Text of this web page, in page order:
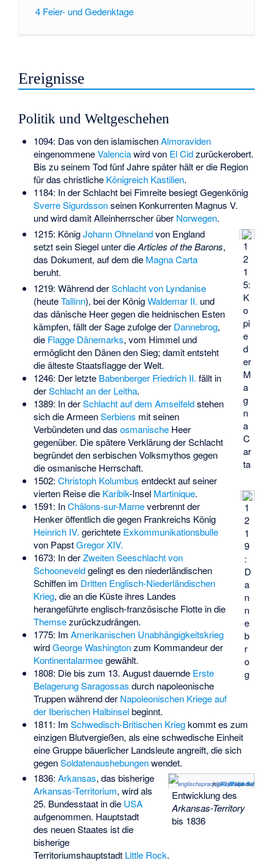
4 Feier- und Gedenktage
Ereignisse
Politik und Weltgeschehen
1094: Das von den islamischenAlmoraviden
eingenommeneValenciawird von El Cidzurückerobert.
Bis zu seinem Tod fünf Jahre später hält er die Region
für das christliche Königreich Kastilien.
1184: In der Schlacht bei Fimreitebesiegt Gegenkönig
Sverre Sigurdssonseinen Konkurrenten Magnus V.
und wird damit Alleinherrscher über Norwegen.
1
2
1
5:
K
o
pi
e
d
er
M
a
g
n
a
C
ar
ta
1215: KönigJohann Ohnelandvon England
setzt sein Siegel unter dieArticles of the Barons,
das Dokument, auf dem die Magna Carta
beruht.
1
2
1
9
:
D
a
n
n
e
b
r
o
g
1219: Während derSchlacht von Lyndanise
(heuteTallinn), bei der KönigWaldemar II. und
das dänische Heer gegen die heidnischen Esten
kämpfen, fällt der Sage zufolge der Dannebrog,
die Flagge Dänemarks, vom Himmel und
ermöglicht den Dänen den Sieg; damit entsteht
die älteste Staatsflagge der Welt.
1246: Der letzte Babenberger Friedrich II. fällt in
derSchlacht an der Leitha.
1389: In derSchlacht auf dem Amselfeldstehen
sich die ArmeenSerbiens mit seinen
Verbündeten und das osmanischeHeer
gegenüber. Die spätere Verklärung der Schlacht
begründet den serbischen Volksmythos gegen
die osmanische Herrschaft.
1502: Christoph Kolumbus entdeckt auf seiner
vierten Reise die Karibik-Insel Martinique.
1591: InChâlons-sur-Marneverbrennt der
Henker öffentlich die gegen Frankreichs König
Heinrich IV. gerichtete Exkommunikationsbulle
von PapstGregor XIV.
1673: In derZweiten Seeschlacht von
Schooneveldgelingt es den niederländischen
Schiffen im Dritten Englisch-Niederländischen
Krieg, die an die Küste ihres Landes
herangeführte englisch-französische Flotte in die
Themsezurückzudrängen.
1775: Im Amerikanischen Unabhängigkeitskrieg
wirdGeorge Washingtonzum Kommandeur der
Kontinentalarmeegewählt.
1808: Die bis zum 13. August dauernde Erste
Belagerung Saragossas durch napoleonische
Truppen während der Napoleonischen Kriege auf
der Iberischen Halbinselbeginnt.
1811: Im Schwedisch-Britischen Kriegkommt es zum
einzigen Blutvergießen, als eine schwedische Einheit
eine Gruppe bäuerlicher Landsleute angreift, die sich
gegenSoldatenaushebungenwendet.
(c)Fay2aus der
englischsprachigen Wikipedia,
CC BY-SA 3.0
Entwicklung des
Arkansas-Territory
bis 1836
1836: Arkansas, das bisherige
Arkansas-Territorium, wird als
25. Bundesstaat in die USA
aufgenommen. Hauptstadt
des neuen Staates ist die
bisherige
Territoriumshauptstadt Little Rock.